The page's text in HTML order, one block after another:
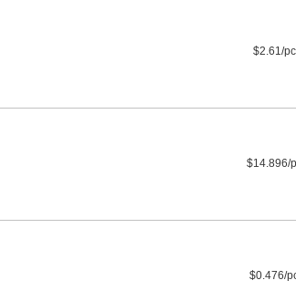
$2.61/
$14.896/
$0.476/